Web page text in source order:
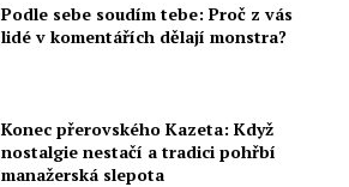
Podle sebe soudím tebe: Proč z vás
lidé v komentářích dělají monstra?
Konec přerovského Kazeta: Když
nostalgie nestačí a tradici pohřbí
manažerská slepota